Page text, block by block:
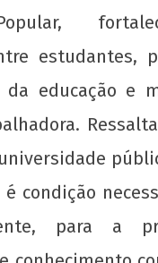
estudantes,
da educação e
condição
para a